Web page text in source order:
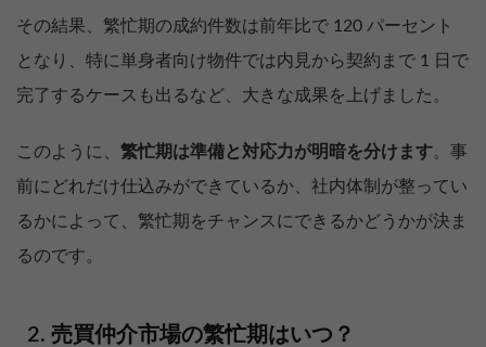
その結果、繁忙期の成約件数は前年比で 120 パーセント
となり、特に単身者向け物件では内見から契約まで 1 日で
完了するケースも出るなど、大きな成果を上げました。
このように、 繁忙期は準備と対応力が明暗を分けます。事
前にどれだけ仕込みができているか、社内体制が整ってい
るかによって、繁忙期をチャンスにできるかどうかが決ま
るのです。
売買仲介市場の繁忙期はいつ？